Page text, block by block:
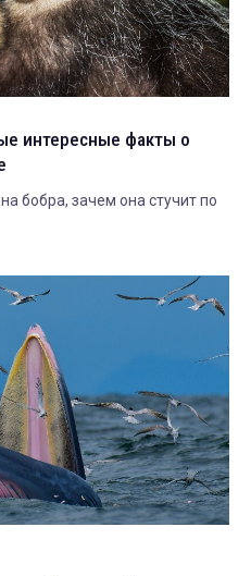
интересные факты о
бобра, зачем она стучит по